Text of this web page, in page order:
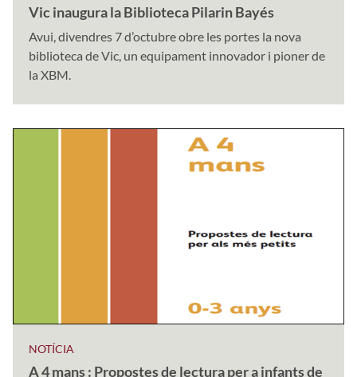
Vic inaugura la Biblioteca Pilarin Bayés
Avui, divendres 7 d’octubre obre les portes la nova
biblioteca de Vic, un equipament innovador i pioner de
la XBM.
NOTÍCIA
A 4 mans : Propostes de lectura per a infants de